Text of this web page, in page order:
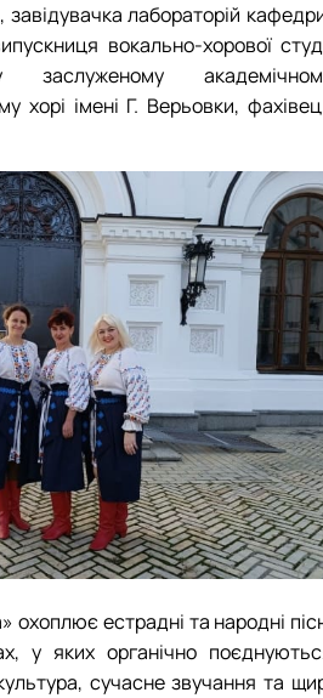
лабораторій
вокально-хорової
заслуженому
хорі імені Г. Верьовки,
охоплює естрадні та народні
у яких органічно
сучасне звучання та